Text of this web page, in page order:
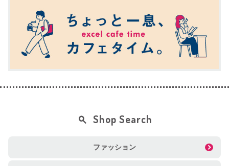
Shop Search
ファッション